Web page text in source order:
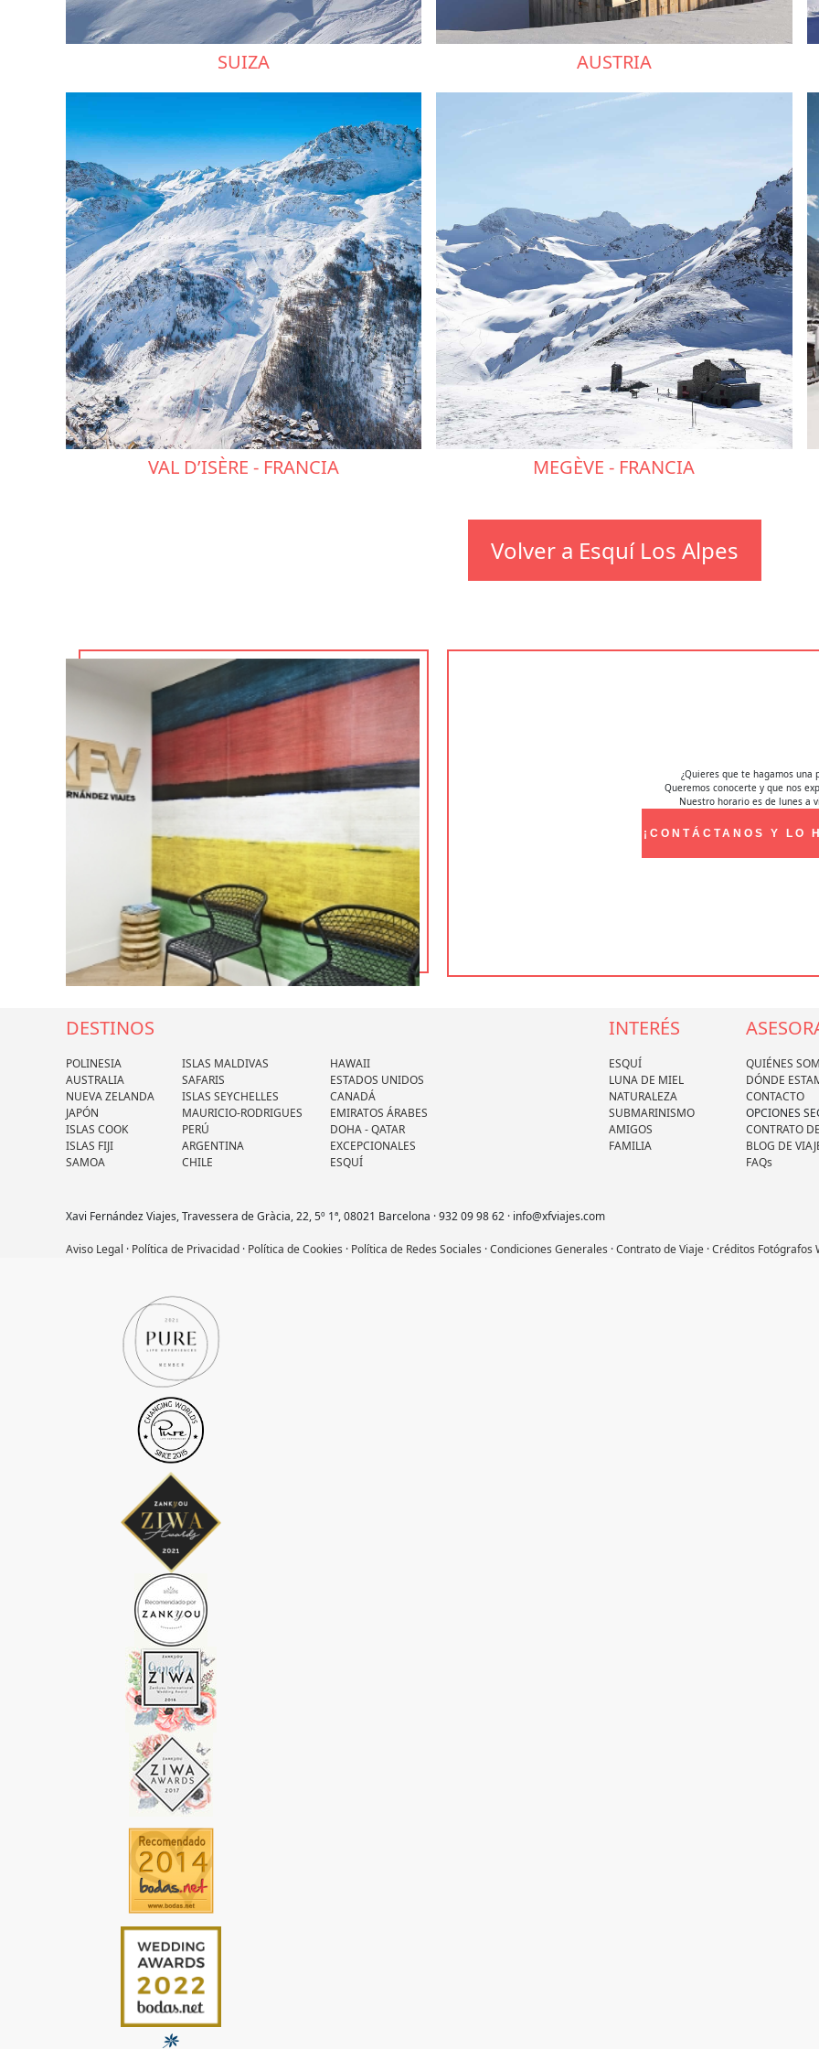
SUIZA AUSTRIA
VAL D’ISÈRE - FRANCIA MEGÈVE - FRANCIA
Volver a Esquí Los Alpes
¿Quieres que te hagamos una
Queremos conocerte y que nos
Nuestro horario es de lunes a
¡CONTÁCTANOS Y LO
DESTINOS
POLINESIA
AUSTRALIA
NUEVA ZELANDA
JAPÓN
ISLAS COOK
ISLAS FIJI
SAMOA
ISLAS MALDIVAS
SAFARIS
ISLAS SEYCHELLES
MAURICIO-RODRIGUES
PERÚ
ARGENTINA
CHILE
HAWAII
ESTADOS UNIDOS
CANADÁ
EMIRATOS ÁRABES
DOHA - QATAR
EXCEPCIONALES
ESQUÍ
INTERÉS
ESQUÍ
LUNA DE MIEL
NATURALEZA
SUBMARINISMO
AMIGOS
FAMILIA
QUIÉNES
DÓNDE
CONTACTO
OPCIONES
CONTRATO
BLOG DE
FAQs
Xavi Fernández Viajes, Travessera de Gràcia, 22, 5º 1ª, 08021 Barcelona · 932 09 98 62 · info@xfviajes.com
Aviso Legal · Política de Privacidad · Política de Cookies · Política de Redes Sociales ·Condiciones Generales ·Contrato de Viaje ·Créditos Fotógrafos